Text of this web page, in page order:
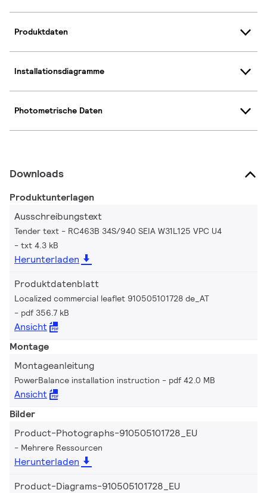
Produktdaten
Installationsdiagramme
Photometrische Daten
Downloads
Produktunterlagen
Ausschreibungstext
Tender text - RC463B 34S/940 SEIA W31L125 VPC U4
txt 4.3 kB
Herunterladen
Produktdatenblatt
Localized commercial leaflet 910505101728 de_AT
pdf 356.7 kB
Ansicht
Montage
Montageanleitung
PowerBalance installation instruction pdf 42.0 MB
Ansicht
Bilder
Product-Photographs-910505101728_EU
Mehrere Ressourcen
Herunterladen
Product-Diagrams-910505101728_EU